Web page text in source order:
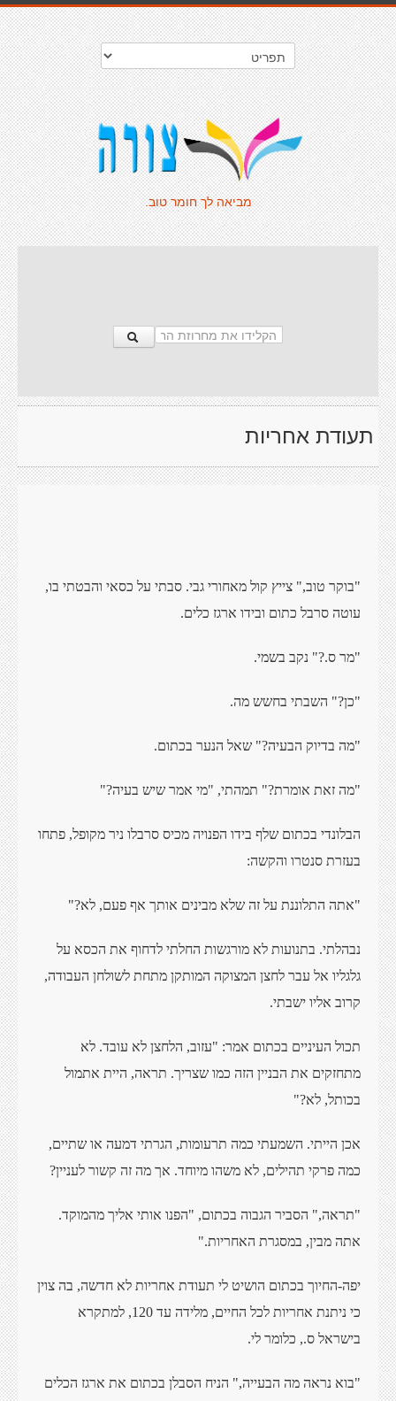
מביאה לך חומר טוב.
תעודת אחריות
"בוקר טוב," צייץ קול מאחורי גבי. סבתי על כסאי והבטתי בו,
עוטה סרבל כתום ובידו ארגז כלים.
"מר ס.?" נקב בשמי.
"כן?" השבתי בחשש מה.
"מה בדיוק הבעיה?" שאל הנער בכתום.
"מה זאת אומרת?" תמהתי, "מי אמר שיש בעיה?"
הבלונדי בכתום שלף בידו הפנויה מכיס סרבלו ניר מקופל, פתחו
בעזרת סנטרו והקשה:
"אתה התלוננת על זה שלא מבינים אותך אף פעם, לא?"
נבהלתי. בתנועות לא מורגשות החלתי לדחוף את הכסא על
גלגליו אל עבר לחצן המצוקה המותקן מתחת לשולחן העבודה,
קרוב אליו ישבתי.
תכול העיניים בכתום אמר: "עזוב, הלחצן לא עובד. לא
מתחזקים את הבניין הזה כמו שצריך. תראה, היית אתמול
בכותל, לא?"
אכן הייתי. השמעתי כמה תרעומות, הגרתי דמעה או שתיים,
כמה פרקי תהילים, לא משהו מיוחד. אך מה זה קשור לעניין?
"תראה," הסביר הגבוה בכתום, "הפנו אותי אליך מהמוקד.
אתה מבין, במסגרת האחריות."
יפה-החיוך בכתום הושיט לי תעודת אחריות לא חדשה, בה צוין
כי ניתנת אחריות לכל החיים, מלידה עד 120, למתקרא
בישראל ס., כלומר לי.
"בוא נראה מה הבעייה," הניח הסבלן בכתום את ארגז הכלים